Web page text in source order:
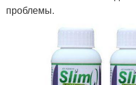
проблемы.